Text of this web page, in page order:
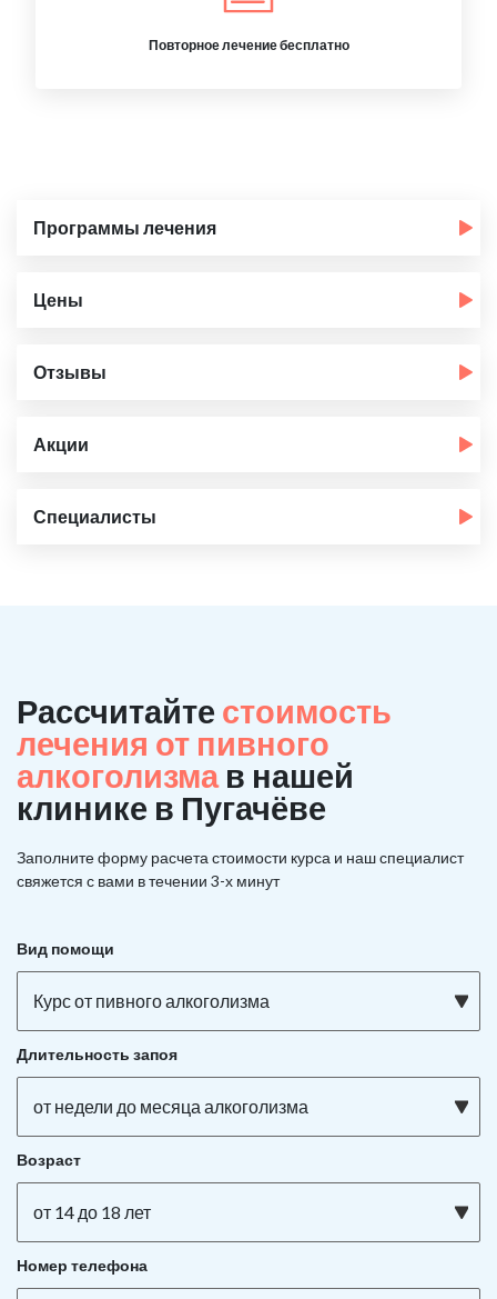
Повторное лечение бесплатно
Программы лечения
Цены
Отзывы
Акции
Специалисты
Рассчитайте стоимость
лечения от пивного
алкоголизма в нашей
клинике в Пугачёве
Заполните форму расчета стоимости курса и наш специалист
свяжется с вами в течении 3-х минут
Вид помощи
Курс от пивного алкоголизма
Длительность запоя
от недели до месяца алкоголизма
Возраст
от 14 до 18 лет
Номер телефона